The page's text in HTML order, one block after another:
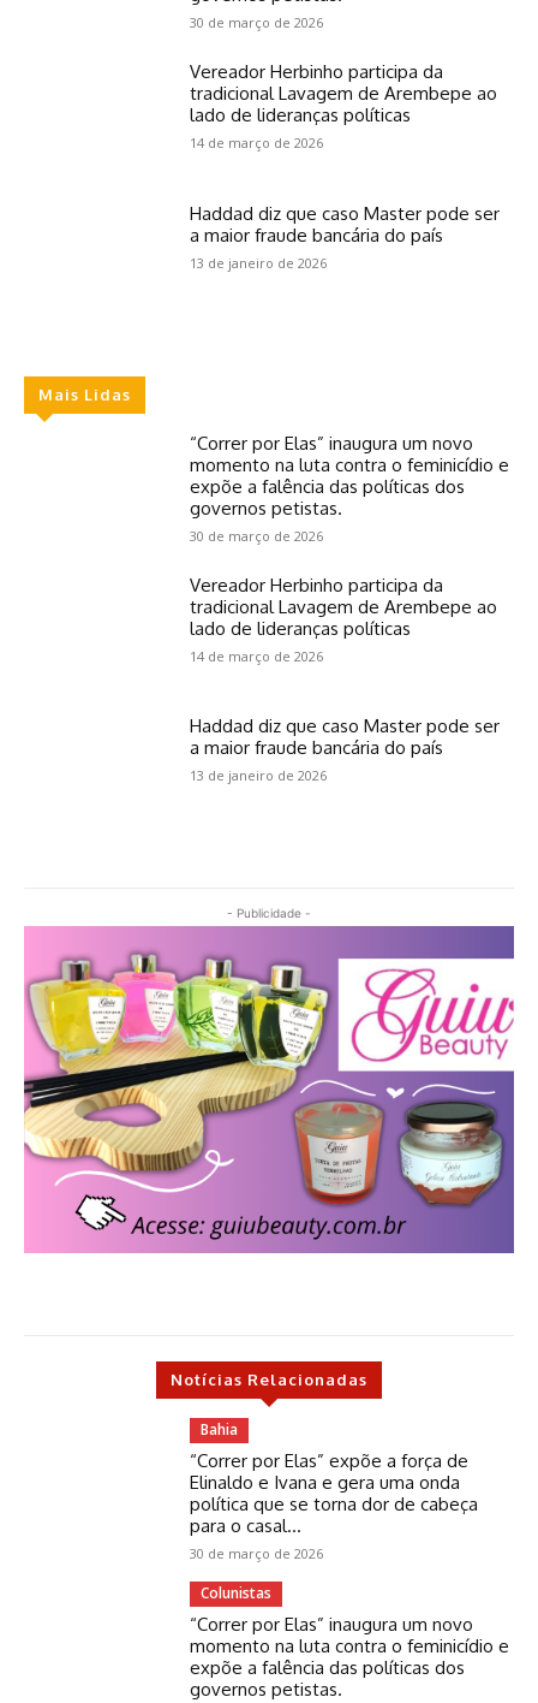
30 de março de 2026
Vereador Herbinho participa da
tradicional Lavagem de Arembepe ao
lado de lideranças políticas
14 de março de 2026
Haddad diz que caso Master pode ser
a maior fraude bancária do país
13 de janeiro de 2026
Mais Lidas
“Correr por Elas” inaugura um novo
momento na luta contra o feminicídio e
expõe a falência das políticas dos
governos petistas.
30 de março de 2026
Vereador Herbinho participa da
tradicional Lavagem de Arembepe ao
lado de lideranças políticas
14 de março de 2026
Haddad diz que caso Master pode ser
a maior fraude bancária do país
13 de janeiro de 2026
- Publicidade -
Notícias Relacionadas
Bahia
“Correr por Elas” expõe a força de
Elinaldo e Ivana e gera uma onda
política que se torna dor de cabeça
para o casal...
30 de março de 2026
Colunistas
“Correr por Elas” inaugura um novo
momento na luta contra o feminicídio e
expõe a falência das políticas dos
governos petistas.